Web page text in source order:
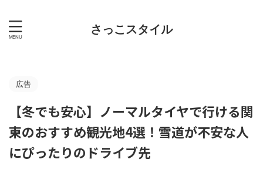
さっこスタイル
広告
【冬でも安心】ノーマルタイヤで行ける関
東のおすすめ観光地4選！雪道が不安な人
にぴったりのドライブ先